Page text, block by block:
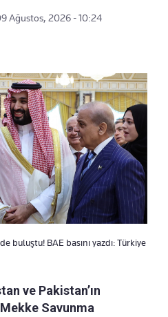
Ağustos, 2026 - 10:24
buluştu! BAE basını yazdı: Türkiye
ve Pakistan’ın
Mekke Savunma